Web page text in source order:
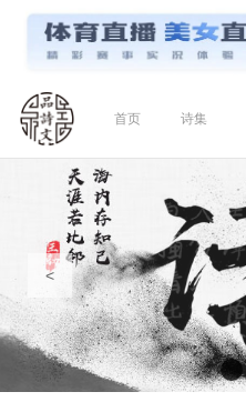
首页 诗集
<